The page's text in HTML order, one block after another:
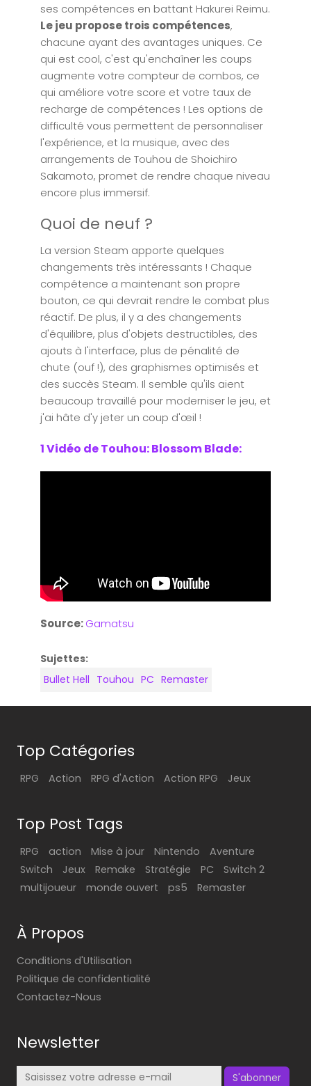
ses compétences en battant Hakurei Reimu.
Le jeu propose trois compétences,
chacune ayant des avantages uniques. Ce
qui est cool, c'est qu'enchaîner les coups
augmente votre compteur de combos, ce
qui améliore votre score et votre taux de
recharge de compétences ! Les options de
difficulté vous permettent de personnaliser
l'expérience, et la musique, avec des
arrangements de Touhou de Shoichiro
Sakamoto, promet de rendre chaque niveau
encore plus immersif.
Quoi de neuf ?
La version Steam apporte quelques
changements très intéressants ! Chaque
compétence a maintenant son propre
bouton, ce qui devrait rendre le combat plus
réactif. De plus, il y a des changements
d'équilibre, plus d'objets destructibles, des
ajouts à l'interface, plus de pénalité de
chute (ouf !), des graphismes optimisés et
des succès Steam. Il semble qu'ils aient
beaucoup travaillé pour moderniser le jeu, et
j'ai hâte d'y jeter un coup d'œil !
1 Vidéo de Touhou: Blossom Blade:
Source:Gamatsu
Sujettes:
Bullet Hell Touhou PC Remaster
Top Catégories
RPG Action RPG d'Action Action RPG Jeux
Top Post Tags
RPG action Mise à jour Nintendo
Aventure
Switch
Jeux Remake Stratégie PC
Switch 2
multijoueur
monde ouvert ps5 Remaster
À Propos
Conditions d'Utilisation
Politique de confidentialité
Contactez-Nous
Newsletter
S'abonner